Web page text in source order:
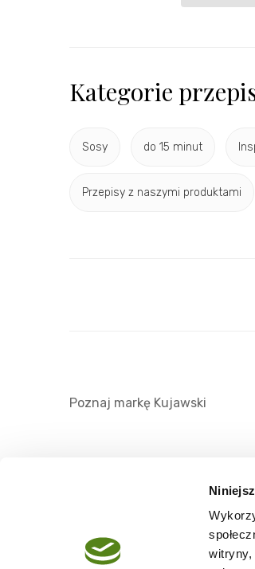
witryny,
Kategorie
Sosy do 15 minut
Przepisy z naszymi produktami
Poznaj markę Kujawski
Regulamin